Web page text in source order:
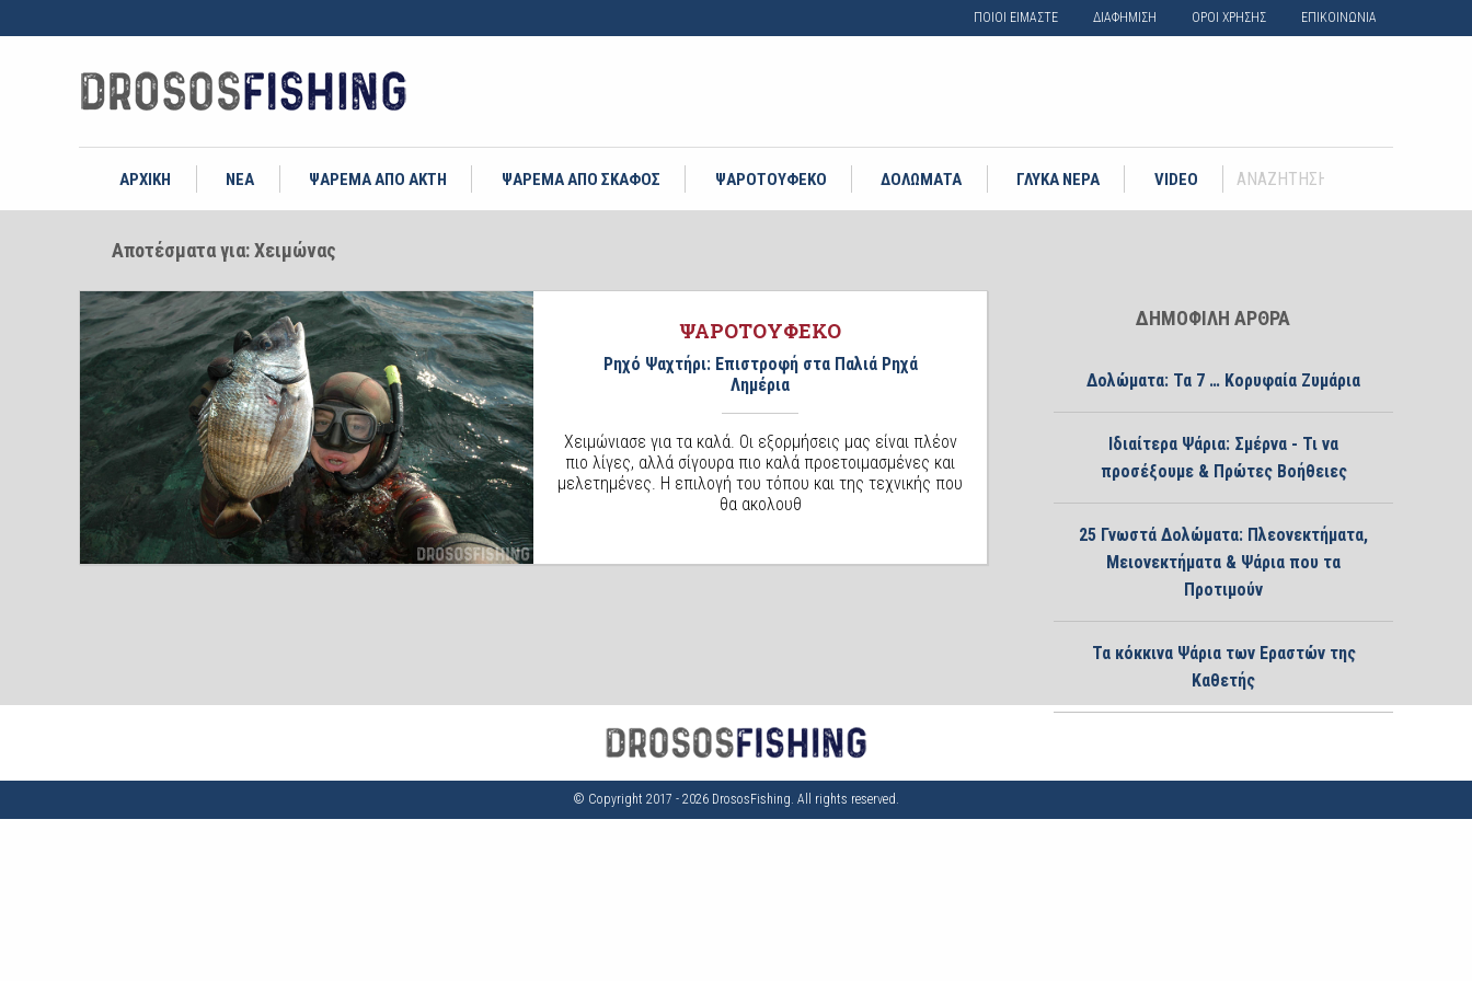
ΠΟΙΟΙ ΕΙΜΑΣΤΕ ΔΙΑΦΗΜΙΣΗ ΟΡΟΙ ΧΡΗΣΗΣ ΕΠΙΚΟΙΝΩΝΙΑ
ΑΡΧΙΚΗ ΝΕΑ ΨΑΡΕΜΑ ΑΠΟ ΑΚΤΗ ΨΑΡΕΜΑ ΑΠΟ ΣΚΑΦΟΣ ΨΑΡΟΤΟΥΦΕΚΟ ΔΟΛΩΜΑΤΑ ΓΛΥΚΑ ΝΕΡΑ VIDEO
Αποτέσματα για: Χειμώνας
ΨΑΡΟΤΟΥΦΕΚΟ
Ρηχό Ψαχτήρι: Επιστροφή στα Παλιά Ρηχά
Λημέρια
Χειμώνιασε για τα καλά. Οι εξορμήσεις μας είναι πλέον
πιο λίγες, αλλά σίγουρα πιο καλά προετοιμασμένες και
μελετημένες. Η επιλογή του τόπου και της τεχνικής που
θα ακολουθ
ΔΗΜΟΦΙΛΗ ΑΡΘΡΑ
Δολώματα: Τα 7 … Κορυφαία Ζυμάρια
Ιδιαίτερα Ψάρια: Σμέρνα - Τι να
προσέξουμε & Πρώτες Βοήθειες
25 Γνωστά Δολώματα: Πλεονεκτήματα,
Μειονεκτήματα & Ψάρια που τα
Προτιμούν
Τα κόκκινα Ψάρια των Εραστών της
Καθετής
© Copyright 2017 - 2026 DrososFishing. All rights reserved.